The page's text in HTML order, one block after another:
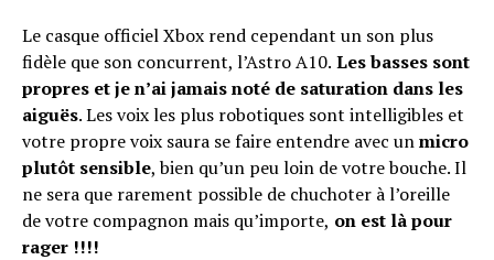
Le casque officiel Xbox rend cependant un son plus
fidèle que son concurrent, l’Astro A10. Les basses sont
propres et je n’ai jamais noté de saturation dans les
aiguës. Les voix les plus robotiques sont intelligibles et
votre propre voix saura se faire entendre avec unmicro
plutôt sensible, bien qu’un peu loin de votre bouche. Il
ne sera que rarement possible de chuchoter à l’oreille
de votre compagnon mais qu’importe, on est là pour
rager !!!!